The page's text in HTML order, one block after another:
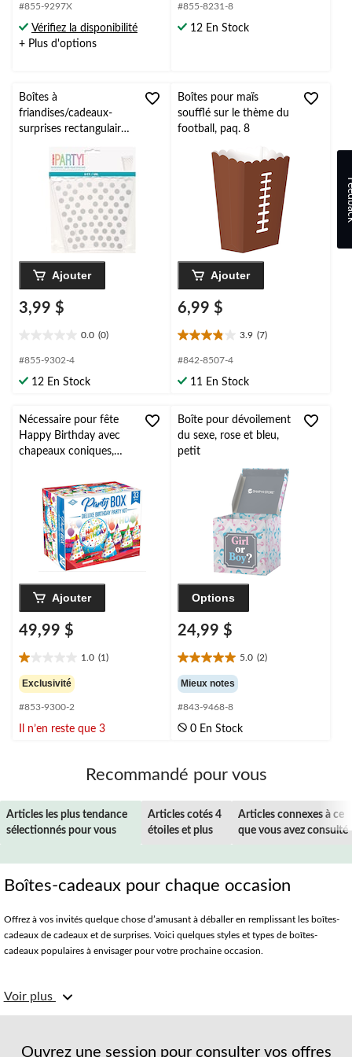
étoile(s)
5.
#855-9297X
Vérifiez la disponibilité
+ Plus d'options
étoile(s)
5.
#855-8231-8
12 En Stock
Boîtes à
friandises/cadeaux-
surprises rectangulaires
argent/blanc, paq. 8,
pour anniversaire/fête
prénuptiale/Noël
Ajouter
3,99 $
0.0 (0)
étoile(s)
5.
#855-9302-4
12 En Stock
Boîtes pour maïs
soufflé sur le thème du
football, paq. 8
Ajouter
6,99 $
3.9 (7)
3.9
étoile(s)
5.
évaluations
#842-8507-4
11 En Stock
Nécessaire pour fête
Happy Birthday avec
chapeaux coniques,
table, multicolore, à
pois, paq. 33, pour fête
d'anniversaire
Ajouter
49,99 $
1.0 (1)
1.0
étoile(s)
sur
5.
1
Exclusivité
#853-9300-2
Il n’en reste que 3
Boîte pour dévoilement
du sexe, rose et bleu,
petit
Options
24,99 $
5.0 (2)
5.0
étoile(s)
sur
5.
2
Mieux notes
#843-9468-8
0 En Stock
Recommandé pour vous
Articles les plus tendance
sélectionnés pour vous
Articles cotés 4
étoiles et plus
Articles connexes à ce
que vous avez consulté
Boîtes-cadeaux pour chaque occasion
Offrez à vos invités quelque chose d’amusant à déballer en remplissant les boîtes-
cadeaux de cadeaux et de surprises. Voici quelques styles et types de boîtes-
cadeaux populaires à envisager pour votre prochaine occasion.
Les boîtes décoratives sont des incontournables pour des célébrations de mariage.
intemporel pour les réceptions de mariage ou les fêtes prénuptiales. Une grande
Voir plus
Ouvrez une session pour consulter vos offres